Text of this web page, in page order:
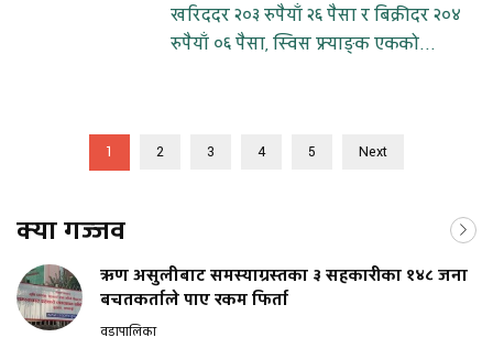
खरिददर २०३ रुपैयाँ २६ पैसा र बिक्रीदर २०४
रुपैयाँ ०६ पैसा, स्विस फ्र्याङ्क एकको...
1 2 3 4 5 Next
क्या गज्जव
ऋण असुलीबाट समस्याग्रस्तका ३ सहकारीका १४८ जना
बचतकर्ताले पाए रकम फिर्ता
वडापालिका